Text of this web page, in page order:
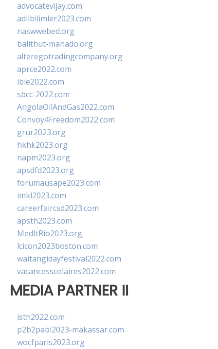
advocatevijay.com
adlibilimler2023.com
naswwebed.org
balithut-manado.org
alteregotradingcompany.org
aprce2022.com
ibie2022.com
sbcc-2022.com
AngolaOilAndGas2022.com
Convoy4Freedom2022.com
grur2023.org
hkhk2023.org
napm2023.org
apsdfd2023.org
forumausape2023.com
imkl2023.com
careerfaircsd2023.com
apsth2023.com
MedItRio2023.org
lcicon2023boston.com
waitangidayfestival2022.com
vacancesscolaires2022.com
MEDIA PARTNER II
isth2022.com
p2b2pabi2023-makassar.com
wocfparis2023.org